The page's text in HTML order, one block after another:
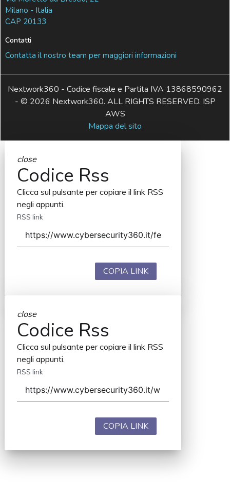
Milano - Italia
CAP 20133
Contatti
Contatta il nostro team per maggiori informazioni
Nextwork360 - Codice fiscale e Partita IVA 13868590962
- © 2026 Nextwork360. ALL RIGHTS RESERVED. ISP
AWS
Mappa del sito
close
Codice Rss
Clicca sul pulsante per copiare il link RSS
negli appunti.
RSS link
COPIA LINK
close
Codice Rss
Clicca sul pulsante per copiare il link RSS
negli appunti.
RSS link
COPIA LINK